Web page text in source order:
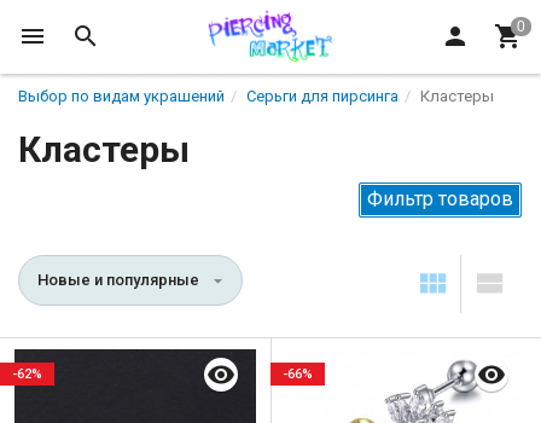
Выбор по видам украшений Серьги для пирсинга Кластеры
Кластеры
Фильтр товаров
Новые и популярные
-62% -66%